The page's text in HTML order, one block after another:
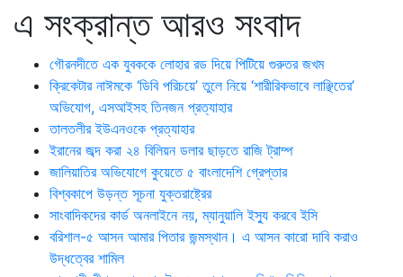
এ সংক্রান্ত আরও সংবাদ
গৌরনদীতে এক যুবককে লোহার রড দিয়ে পিটিয়ে গুরুতর জখম
ক্রিকেটার নাঈমকে ‘ডিবি পরিচয়ে’ তুলে নিয়ে ‘শারীরিকভাবে লাঞ্ছিতের’
অভিযোগ, এসআইসহ তিনজন প্রত্যাহার
তালতলীর ইউএনওকে প্রত্যাহার
ইরানের জব্দ করা ২৪ বিলিয়ন ডলার ছাড়তে রাজি ট্রাম্প
জালিয়াতির অভিযোগে কুয়েতে ৫ বাংলাদেশি গ্রেপ্তার
বিশ্বকাপে উড়ন্ত সূচনা যুক্তরাষ্ট্রের
সাংবাদিকদের কার্ড অনলাইনে নয়, ম্যানুয়ালি ইস্যু করবে ইসি
বরিশাল-৫ আসন আমার পিতার জন্মস্থান। এ আসন কারো দাবি করাও
উদ্ধত্বের শামিল